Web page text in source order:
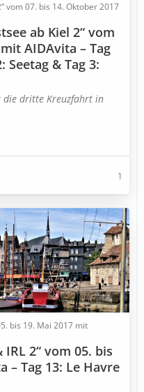
vom 07. bis 14. Oktober 2017
ab Kiel 2“ vom
AIDAvita – Tag
Seetag & Tag 3:
die dritte Kreuzfahrt in
1
bis 19. Mai 2017 mit
IRL 2“ vom 05. bis
– Tag 13: Le Havre